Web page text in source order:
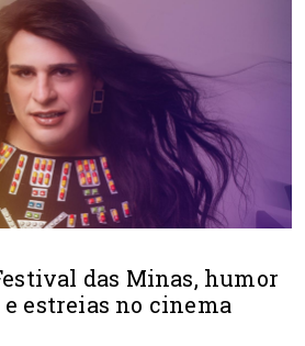
das Minas, humor
estreias no cinema